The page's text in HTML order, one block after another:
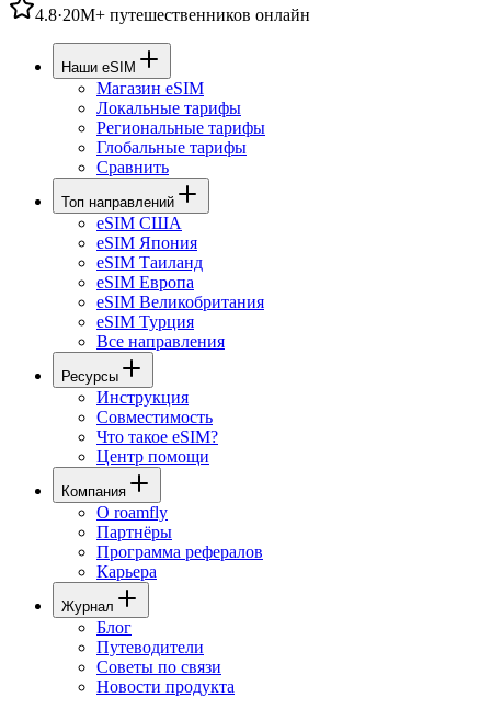
4.8·20M+ путешественников онлайн
Наши eSIM
Магазин eSIM
Локальные тарифы
Региональные тарифы
Глобальные тарифы
Сравнить
Топ направлений
eSIM США
eSIM Япония
eSIM Таиланд
eSIM Европа
eSIM Великобритания
eSIM Турция
Все направления
Ресурсы
Инструкция
Совместимость
Что такое eSIM?
Центр помощи
Компания
О roamfly
Партнёры
Программа рефералов
Карьера
Журнал
Блог
Путеводители
Советы по связи
Новости продукта